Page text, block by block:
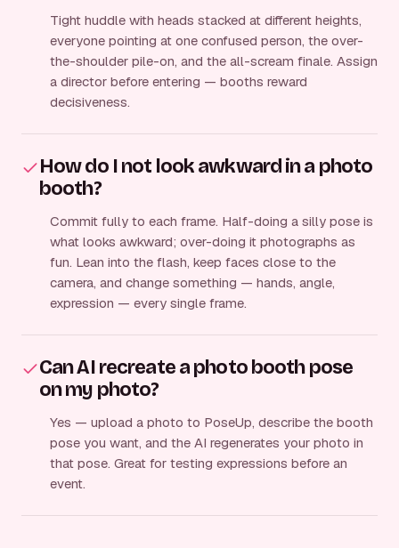
Tight huddle with heads stacked at different heights,
everyone pointing at one confused person, the over-
the-shoulder pile-on, and the all-scream finale. Assign
a director before entering — booths reward
decisiveness.
How do I not look awkward in a photo
booth?
Commit fully to each frame. Half-doing a silly pose is
what looks awkward; over-doing it photographs as
fun. Lean into the flash, keep faces close to the
camera, and change something — hands, angle,
expression — every single frame.
Can AI recreate a photo booth pose
on my photo?
Yes — upload a photo to PoseUp, describe the booth
pose you want, and the AI regenerates your photo in
that pose. Great for testing expressions before an
event.